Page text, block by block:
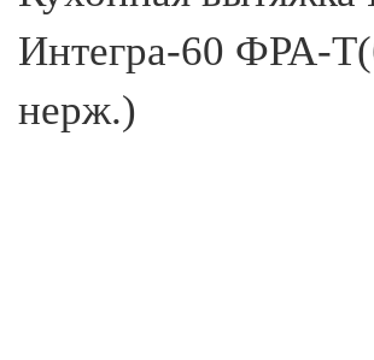
Интегра-60 ФРА-
нерж.)